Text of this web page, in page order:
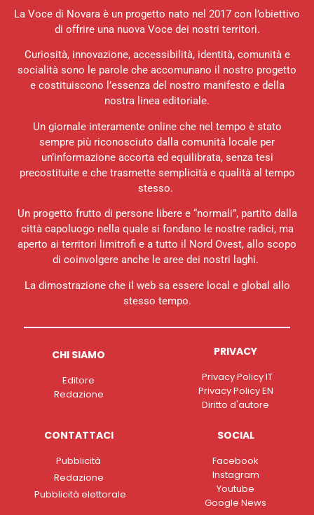
La Voce di Novara è un progetto nato nel 2017 con l’obiettivo
di offrire una nuova Voce dei nostri territori.
Curiosità, innovazione, accessibilità, identità, comunità e
socialità sono le parole che accomunano il nostro progetto
e costituiscono l’essenza del nostro manifesto e della
nostra linea editoriale.
Un giornale interamente online che nel tempo è stato
sempre più riconosciuto dalla comunità locale per
un’informazione accorta ed equilibrata, senza tesi
precostituite e che trasmette semplicità e qualità al tempo
stesso.
Un progetto frutto di persone libere e “normali”, partito dalla
città capoluogo nella quale si fondano le nostre radici, ma
aperto ai territori limitrofi e a tutto il Nord Ovest, allo scopo
di coinvolgere anche le aree dei nostri laghi.
La dimostrazione che il web sa essere local e global allo
stesso tempo.
CHI SIAMO
Editore
Redazione
PRIVACY
Privacy Policy IT
Privacy Policy EN
Diritto d'autore
CONTATTACI
Pubblicità
Redazione
Pubblicità elettorale
SOCIAL
Facebook
Instagram
Youtube
Google News